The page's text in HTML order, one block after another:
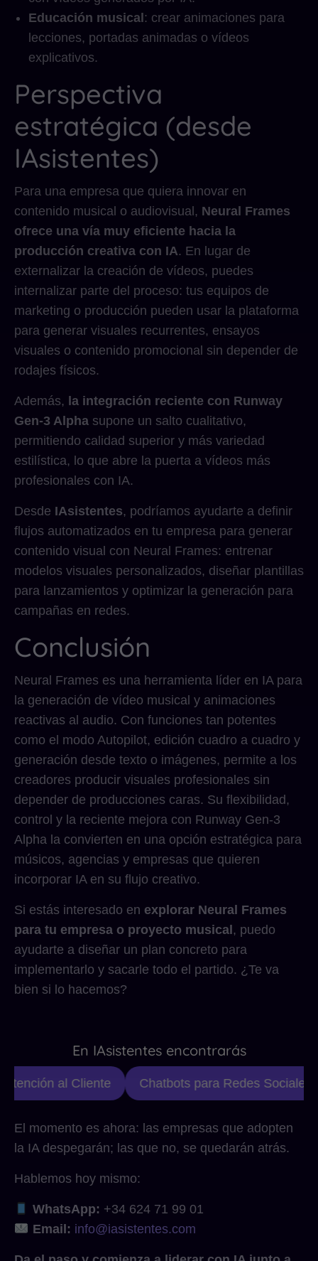
Educación musical : crear animaciones para
lecciones, portadas animadas o vídeos
explicativos.
Perspectiva
estratégica (desde
IAsistentes)
Para una empresa que quiera innovar en
contenido musical o audiovisual, Neural Frames
ofrece una vía muy eficiente hacia la
producción creativa con IA. En lugar de
externalizar la creación de vídeos, puedes
internalizar parte del proceso: tus equipos de
marketing o producción pueden usar la plataforma
para generar visuales recurrentes, ensayos
visuales o contenido promocional sin depender de
rodajes físicos.
Además, la integración reciente con Runway
Gen-3 Alpha supone un salto cualitativo,
permitiendo calidad superior y más variedad
estilística, lo que abre la puerta a vídeos más
profesionales con IA.
Desde IAsistentes, podríamos ayudarte a definir
flujos automatizados en tu empresa para generar
contenido visual con Neural Frames: entrenar
modelos visuales personalizados, diseñar plantillas
para lanzamientos y optimizar la generación para
campañas en redes.
Conclusión
Neural Frames es una herramienta líder en IA para
la generación de vídeo musical y animaciones
reactivas al audio. Con funciones tan potentes
como el modo Autopilot, edición cuadro a cuadro y
generación desde texto o imágenes, permite a los
creadores producir visuales profesionales sin
depender de producciones caras. Su flexibilidad,
control y la reciente mejora con Runway Gen-3
Alpha la convierten en una opción estratégica para
músicos, agencias y empresas que quieren
incorporar IA en su flujo creativo.
Si estás interesado en explorar Neural Frames
para tu empresa o proyecto musical , puedo
ayudarte a diseñar un plan concreto para
implementarlo y sacarle todo el partido. ¿Te va
bien si lo hacemos?
En IAsistentes encontrarás
al Cliente Chatbots para Redes Sociales
El momento es ahora: las empresas que adopten
la IA despegarán; las que no, se quedarán atrás.
Hablemos hoy mismo:
WhatsApp: +34 624 71 99 01
Email: info@iasistentes.com